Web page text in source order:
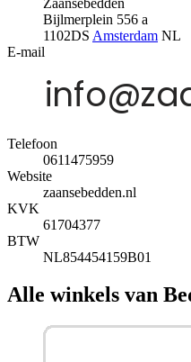
Bijlmerplein 556 a
1102DS Amsterdam NL
E-mail
Telefoon
0611475959
Website
zaansebedden.nl
KVK
61704377
BTW
NL854454159B01
Alle winkels van